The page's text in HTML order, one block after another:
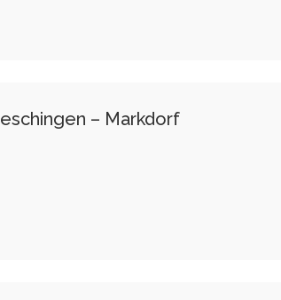
– Markdorf